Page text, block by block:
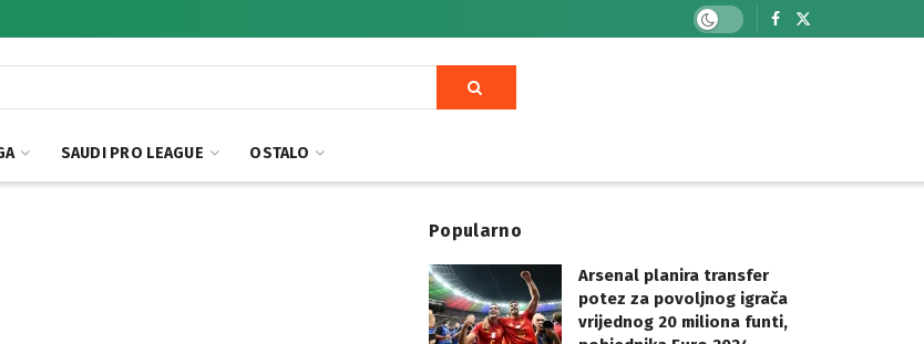
SAUDI PRO LEAGUE OSTALO
Popularno
Arsenal planira transfer
potez za povoljnog igrača
vrijednog 20 miliona funti,